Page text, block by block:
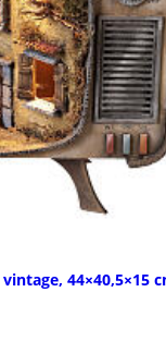
44×40,5×15